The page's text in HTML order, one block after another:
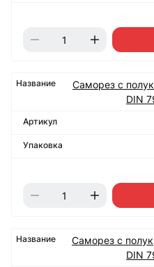
Саморез с
DIN
Саморез с
DIN